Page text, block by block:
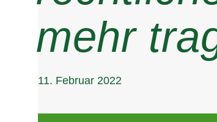
mehr
11. Februar 2022